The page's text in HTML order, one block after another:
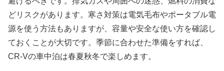
どリスクがあります。寒さ対策は電気毛布やポータブル電
源を使う方法もありますが、容量や安全な使い方を確認し
ておくことが大切です。季節に合わせた準備をすれば、
CR-Vの車中泊は春夏秋冬で楽しめます。